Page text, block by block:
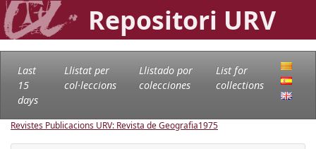
Repositori URV
Last
15
days
Llistat per
col·leccions
Llistado por
colecciones
List for
collections
Revistes Publicacions URV: Revista de Geografia1975